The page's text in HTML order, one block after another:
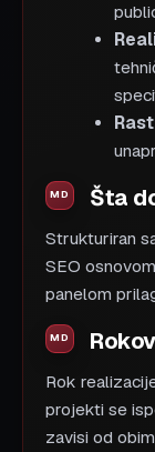
Šta
Strukturiran
SEO
panelom
Rok
projekti se
zavisi od